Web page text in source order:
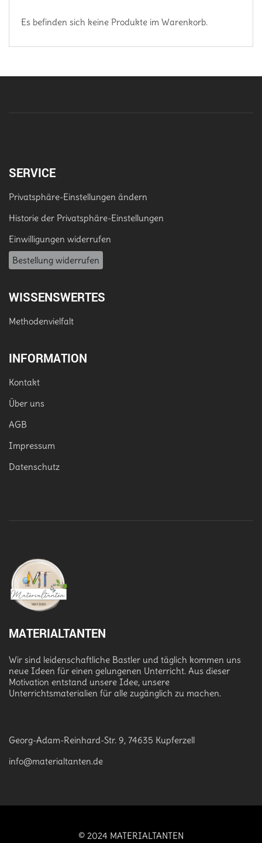
Es befinden sich keine Produkte im Warenkorb.
SERVICE
Privatsphäre-Einstellungen ändern
Historie der Privatsphäre-Einstellungen
Einwilligungen widerrufen
Bestellung widerrufen
WISSENSWERTES
Methodenvielfalt
INFORMATION
Kontakt
Über uns
AGB
Impressum
Datenschutz
MATERIALTANTEN
Wir sind leidenschaftliche Bastler und täglich kommen uns
neue Ideen für einen gelungenen Unterricht. Aus dieser
Motivation entstand unsere Idee, unsere
Unterrichtsmaterialien für alle zugänglich zu machen.
Georg-Adam-Reinhard-Str. 9, 74635 Kupferzell
info@materialtanten.de
© 2024 MATERIALTANTEN